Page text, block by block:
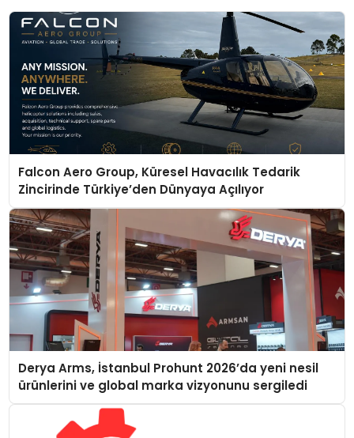
Falcon Aero Group, Küresel Havacılık Tedarik
Zincirinde Türkiye’den Dünyaya Açılıyor
Derya Arms, İstanbul Prohunt 2026’da yeni nesil
ürünlerini ve global marka vizyonunu sergiledi